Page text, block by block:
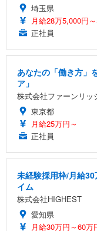
埼玉県
月給28万5,000円
正社員
あなたの「働き方」
ア」
株式会社ファーンリッ
東京都
月給25万円～
正社員
未経験採用枠/月給
イム
株式会社HIGHEST
愛知県
月給30万円～60万